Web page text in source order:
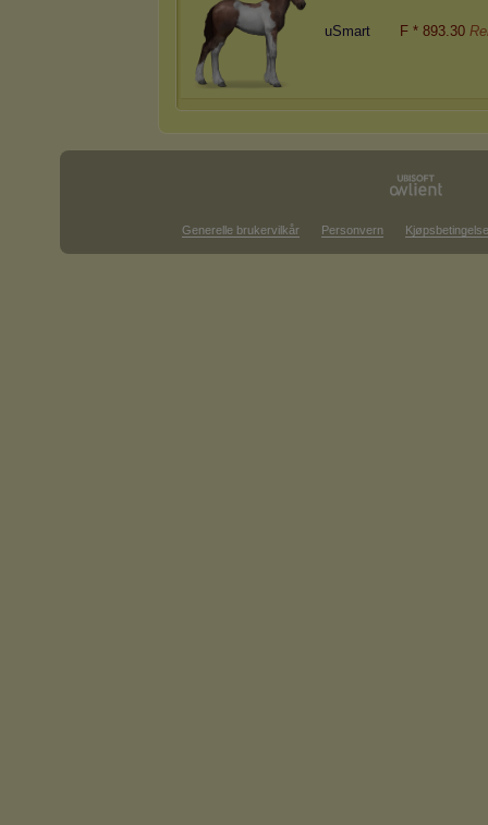
uSmart F * 893.30
Generelle brukervilkår Personvern